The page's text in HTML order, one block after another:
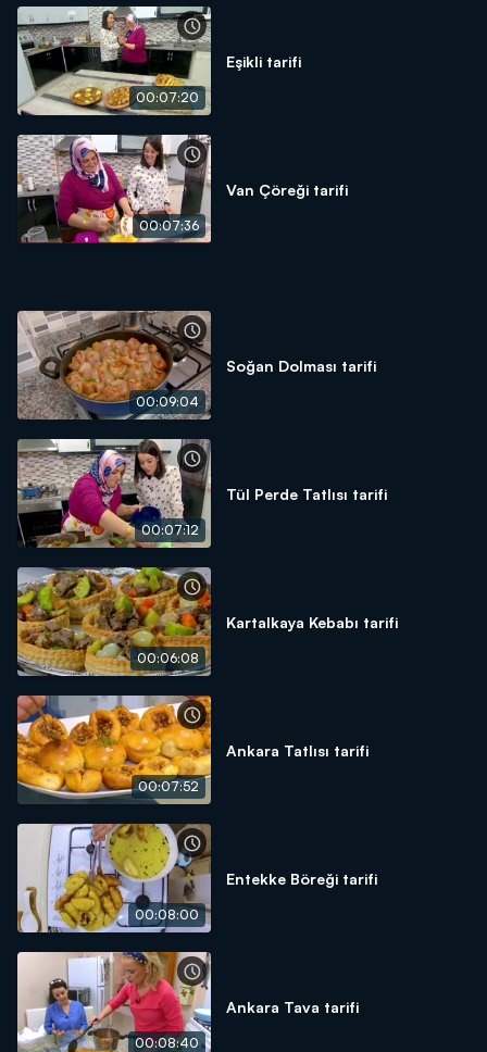
00:07:20
Eşikli tarifi
00:07:36
Van Çöreği tarifi
00:09:04
Soğan Dolması tarifi
00:07:12
Tül Perde Tatlısı tarifi
00:06:08
Kartalkaya Kebabı tarifi
00:07:52
Ankara Tatlısı tarifi
00:08:00
Entekke Böreği tarifi
00:08:40
Ankara Tava tarifi